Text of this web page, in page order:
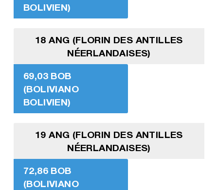
BOLIVIEN)
18 ANG (FLORIN DES ANTILLES
NÉERLANDAISES)
69,03 BOB
(BOLIVIANO
BOLIVIEN)
19 ANG (FLORIN DES ANTILLES
NÉERLANDAISES)
72,86 BOB
(BOLIVIANO